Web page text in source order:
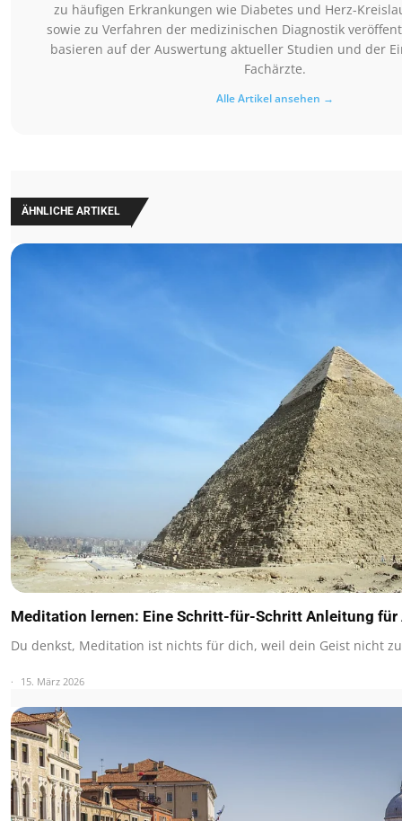
zu häufigen Erkrankungen wie Diabetes und Herz-
sowie zu Verfahren der medizinischen Diagnostik
basieren auf der Auswertung aktueller Studien und der
Fachärzte.
Alle Artikel ansehen →
ÄHNLICHE ARTIKEL
Meditation lernen: Eine Schritt-für-Schritt Anleitung für
Du denkst, Meditation ist nichts für dich, weil dein Geist nicht
15. März 2026